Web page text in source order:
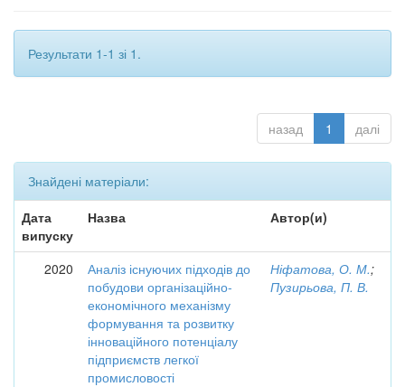
Результати 1-1 зі 1.
назад 1 далі
Знайдені матеріали:
Дата
випуску
Назва Автор(и)
2020
Аналіз існуючих підходів до
побудови організаційно-
економічного механізму
формування та розвитку
інноваційного потенціалу
підприємств легкої
промисловості
Ніфатова, О. М.;
Пузирьова, П. В.